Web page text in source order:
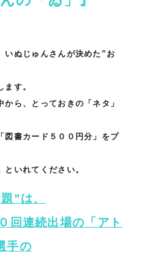
いぬじゅんさんが決めた”お
す。
ら、とっておきの「ネタ」
図書カード５００円分」をプ
いれてください。
”は、
回連続出場の「アト
⼿の